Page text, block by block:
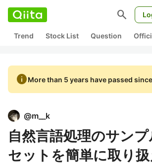
search
Trend Stock List Question
infoMore than 5 years have passed
@m__k
自然言語処理のサン
セットを簡単に取り